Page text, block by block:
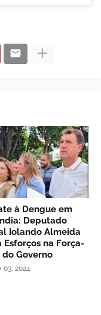
à Dengue em
Deputado
Iolando Almeida
Esforços na Força-
Governo
03, 2024